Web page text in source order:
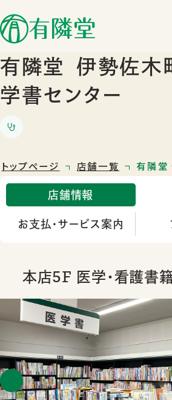
店舗一覧
有隣堂
伊勢佐木
学書センター
トップページ 店舗一覧 有隣堂
店舗情報
お支払・サービス案内
本店5F 医学･看護書